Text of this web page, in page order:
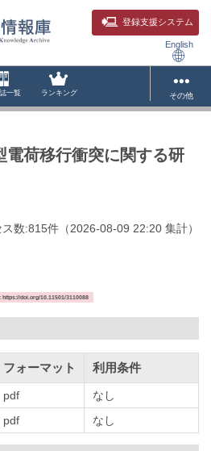
登録支援システム
English
一覧 ランキング その他
電荷移行衝突に関する研
数:815件 （2026-08-09 22:20 集計）
https://doi.org/10.11501/3110088
フォーマット 利用条件
pdf
なし
pdf なし